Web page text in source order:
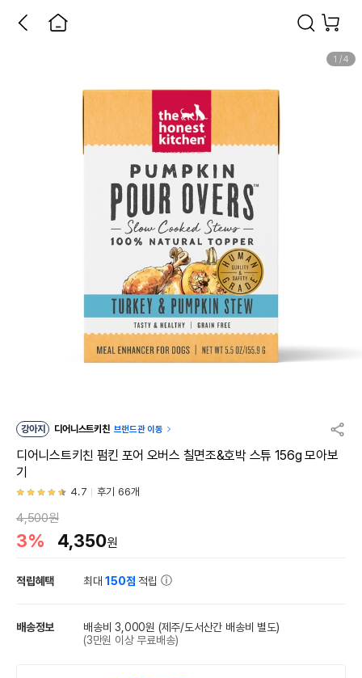
1 /4
강아지 디어니스트키친 브랜드관 이동
디어니스트키친 펌킨 포어 오버스 칠면조&호박 스튜 156g 모아보
기
4.7 후기 66개
4,500원
3% 4,350원
적립혜택 최대150점 적립
배송정보 배송비 3,000원 (제주/도서산간 배송비 별도)
(3만원 이상 무료배송)